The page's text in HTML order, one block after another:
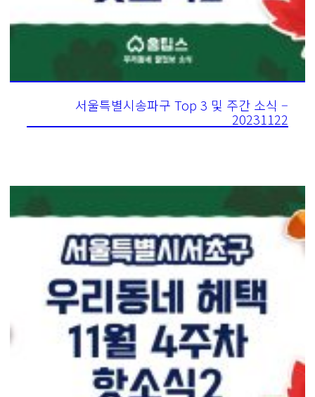
서울특별시송파구 Top 3 및 주간 소식 –
20231122